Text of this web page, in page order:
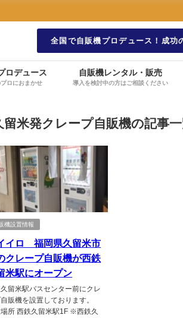
全国で自販機プロデュース！成功
ロデュース
ロにおまかせ
自販機レンタル・販売
導入を検討中の方はご相談ください
留米発クレープ自販機の記事
機設置情報
イロ 福岡県久留米市
クレープ自販機が西鉄
米駅にオープン
留米駅バスセンター前にクレ
販機を設置しております。
所 西鉄久留米駅1F ※西鉄久